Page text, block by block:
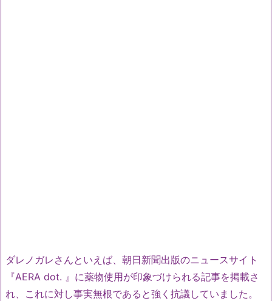
ダレノガレさんといえば、朝日新聞出版のニュースサイト
『AERA dot. 』に薬物使用が印象づけられる記事を掲載さ
れ、これに対し事実無根であると強く抗議していました。